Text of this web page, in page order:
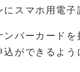
スマホ用電子
ンバーカード
ができるよう